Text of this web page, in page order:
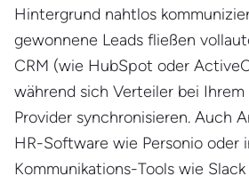
Hintergrund nahtlos
gewonnene Leads fließen
CRM (wie HubSpot oder
während sich Verteiler bei
Provider synchronisieren. Auch
HR-Software wie Personio oder
Kommunikations-Tools wie